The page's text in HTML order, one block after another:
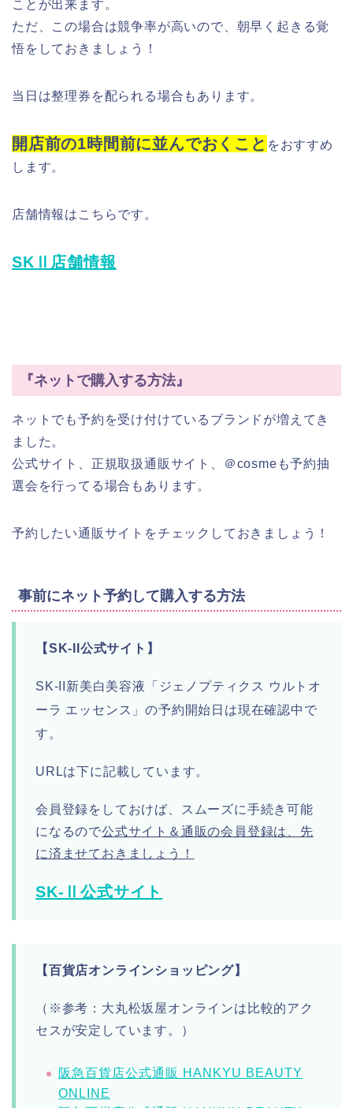
ことが出来ます。
ただ、この場合は競争率が高いので、朝早く起きる覚
悟をしておきましょう！
当日は整理券を配られる場合もあります。
開店前の1時間前に並んでおくこと をおすすめ
します。
店舗情報はこちらです。
SKⅡ店舗情報
『ネットで購入する方法』
ネットでも予約を受け付けているブランドが増えてき
ました。
公式サイト、正規取扱通販サイト、＠cosmeも予約抽
選会を行ってる場合もあります。
予約したい通販サイトをチェックしておきましょう！
事前にネット予約して購入する方法
【SK-II公式サイト】
SK-II新美白美容液「ジェノプティクス ウルトオ
ーラ エッセンス」の予約開始日は現在確認中で
す。
URLは下に記載しています。
会員登録をしておけば、スムーズに手続き可能
になるので公式サイト＆通販の会員登録は、先
に済ませておきましょう！
SK-Ⅱ公式サイト
【百貨店オンラインショッピング】
（※参考：大丸松坂屋オンラインは比較的アク
セスが安定しています。）
阪急百貨店公式通販 HANKYU BEAUTY
ONLINE